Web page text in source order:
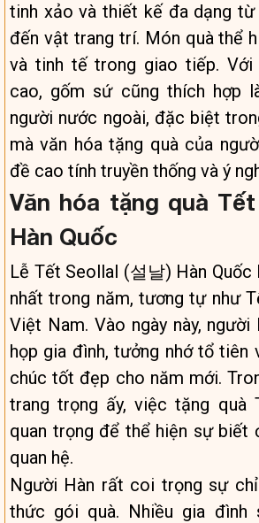
tinh xảo và thiết kế đa dạng từ
đến vật trang trí. Món quà thể
và tinh tế trong giao tiếp.
cao, gốm sứ cũng thích hợp
người nước ngoài, đặc biệt
mà văn hóa tặng quà của
đề cao tính truyền thống và ý
Văn hóa tặng quà
Hàn Quốc
Lễ Tết Seollal (설날) Hàn Quốc
nhất trong năm, tương tự như
Việt Nam. Vào ngày này, người
họp gia đình, tưởng nhớ tổ tiên
chúc tốt đẹp cho năm mới.
trang trọng ấy, việc tặng quà
quan trọng để thể hiện sự biết
quan hệ.
Người Hàn rất coi trọng sự
thức gói quà. Nhiều gia đình